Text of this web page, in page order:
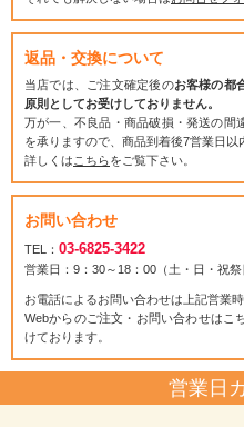
返品・交換について
当店では、ご注文確定後のお客様の都
原則としてお受けしておりません。
万が一、不良品・商品破損・発送の間
を承りますので、商品到着後7営業日以
詳しくは こちらをご覧下さい。
お問い合わせ
TEL： 03-6825-3422
営業日：9：30～18：00（土・日・祝祭
お電話によるお問い合わせは上記営業
Webからのご注文・お問い合わせはこ
けております。
営業日